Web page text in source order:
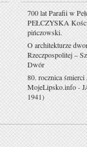
700 lat Parafii w
PEŁCZYSKA
pińczowski.
O architekturze
Rzeczpospolitej –
Dwór
80. rocznica
MojeLipsko.info-
1941)